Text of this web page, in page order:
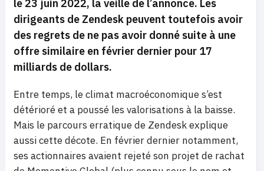
le 23 juin 2022, la veille de l’annonce. Les
dirigeants de Zendesk peuvent toutefois avoir
des regrets de ne pas avoir donné suite à une
offre similaire en février dernier pour 17
milliards de dollars.
Entre temps, le climat macroéconomique s’est
détérioré et a poussé les valorisations à la baisse.
Mais le parcours erratique de Zendesk explique
aussi cette décote. En février dernier notamment,
ses actionnaires avaient rejeté son projet de rachat